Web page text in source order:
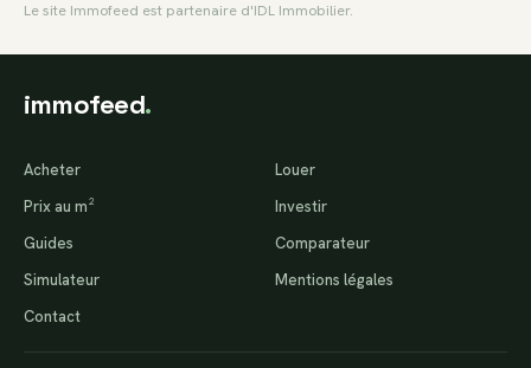
Le site Immofeed est partenaire d'IDL Immobilier.
immofeed.
Acheter
Louer
Prix au m²
Investir
Guides
Comparateur
Simulateur
Mentions légales
Contact